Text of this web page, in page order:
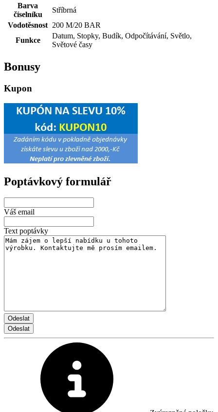
Barva
číselníku
Stříbrná
Vodotěsnost 200 M/20 BAR
Funkce
Datum, Stopky, Budík, Odpočítávání, Světlo,
Světové časy
Bonusy
Kupon
Poptávkový formulář
Váš email
Text poptávky